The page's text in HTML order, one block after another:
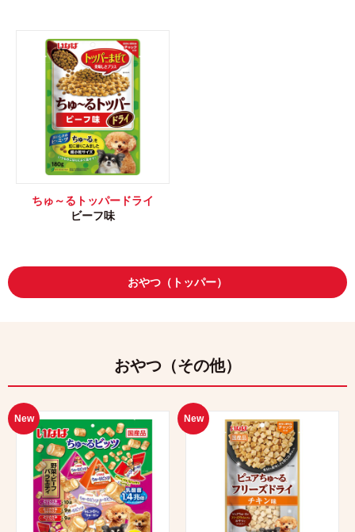
ちゅ～るトッパードライ
ビーフ味
おやつ（トッパー）
おやつ（その他）
New New